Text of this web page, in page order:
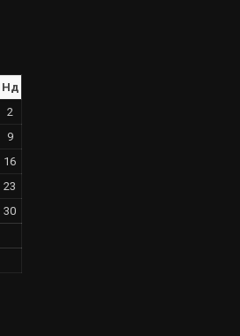
Нд
2
9
16
23
30